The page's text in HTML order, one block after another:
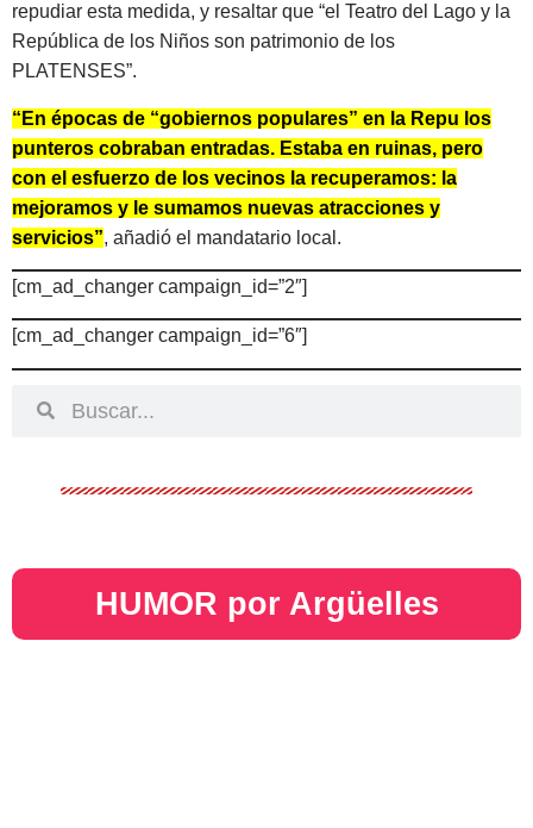
repudiar esta medida, y resaltar que “el Teatro del Lago y la
República de los Niños son patrimonio de los
PLATENSES”.
“En épocas de “gobiernos populares” en la Repu los
punteros cobraban entradas. Estaba en ruinas, pero
con el esfuerzo de los vecinos la recuperamos: la
mejoramos y le sumamos nuevas atracciones y
servicios”, añadió el mandatario local.
[cm_ad_changer campaign_id=”2″]
[cm_ad_changer campaign_id=”6″]
HUMOR por Argüelles​